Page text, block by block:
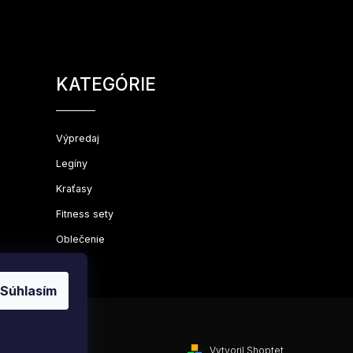
Súhlasím
kategórie
KATEGÓRIE
Výpredaj
Legíny
Kraťasy
Fitness sety
Oblečenie
Vytvoril Shoptet